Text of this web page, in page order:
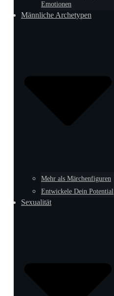
Emotionen
Männliche Archetypen
Mehr als Märchenfiguren
Entwickele Dein Potential
Sexualität